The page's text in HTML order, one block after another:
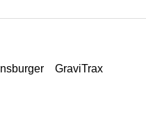
GraviTrax